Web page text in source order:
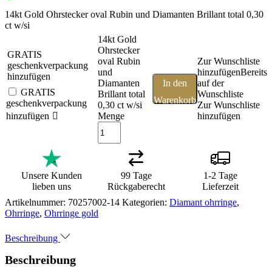
14kt Gold Ohrstecker oval Rubin und Diamanten Brillant total 0,30
ct w/si
GRATIS
geschenkverpackung
hinzufügen
GRATIS
geschenkverpackung
hinzufügen
14kt Gold
Ohrstecker
oval Rubin
und
Diamanten
Brillant total
0,30 ct w/si
Menge
In den
Warenkorb
Zur Wunschliste
hinzufügenBereits
auf der
Wunschliste
Zur Wunschliste
hinzufügen
Unsere Kunden
lieben uns
99 Tage
Rückgaberecht
1-2 Tage
Lieferzeit
Artikelnummer: 70257002-14 Kategorien: Diamant ohrringe,
Ohrringe, Ohrringe gold
Beschreibung
Beschreibung